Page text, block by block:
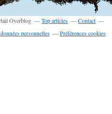
Overblog Top articles
Contact
personnelles Préférences cookies